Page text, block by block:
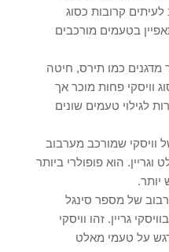
קרובות כסוג
בטעמים מורכבים
מדגנים כמו תירס, חיטה
וויסקי פחות מוכר אך
לגילוי טעמים שונים
וויסקי שמורכב מערבוב
וגריין. הוא פופולרי ביותר
יותר.
של מספר סינגל
גריין. זהו וויסקי
על טעמי מאלט